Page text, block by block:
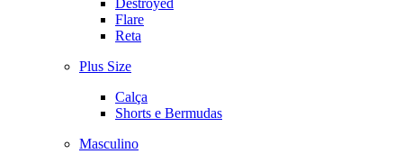
Destroyed
Flare
Reta
Plus Size
Calça
Shorts e Bermudas
Masculino